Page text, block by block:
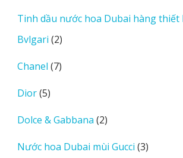
Tinh dầu nước hoa Dubai hàng thiết
Bvlgari 22
phẩm
Chanel 77
Dior 55
phẩm
Dolce & Gabbana 22
phẩm
Nước hoa Dubai mùi Gucci 33